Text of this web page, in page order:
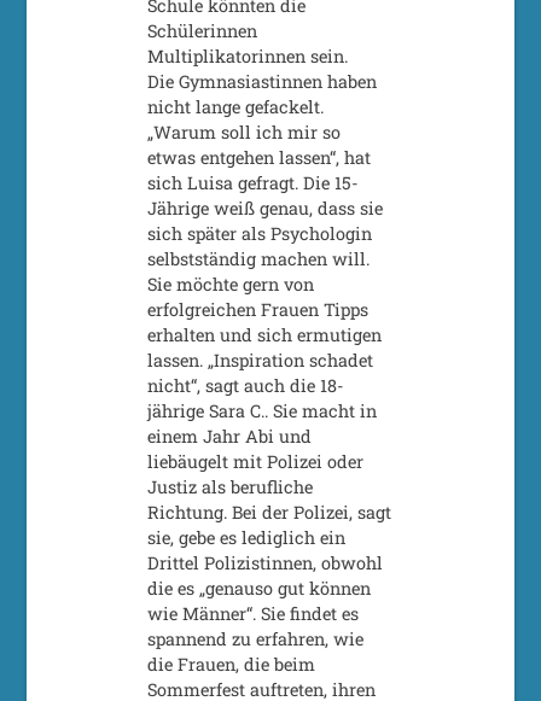
Schule könnten die
Schülerinnen
Multiplikatorinnen sein.
Die Gymnasiastinnen haben
nicht lange gefackelt.
„Warum soll ich mir so
etwas entgehen lassen“, hat
sich Luisa gefragt. Die 15-
Jährige weiß genau, dass sie
sich später als Psychologin
selbstständig machen will.
Sie möchte gern von
erfolgreichen Frauen Tipps
erhalten und sich ermutigen
lassen. „Inspiration schadet
nicht“, sagt auch die 18-
jährige Sara C.. Sie macht in
einem Jahr Abi und
liebäugelt mit Polizei oder
Justiz als berufliche
Richtung. Bei der Polizei, sagt
sie, gebe es lediglich ein
Drittel Polizistinnen, obwohl
die es „genauso gut können
wie Männer“. Sie findet es
spannend zu erfahren, wie
die Frauen, die beim
Sommerfest auftreten, ihren